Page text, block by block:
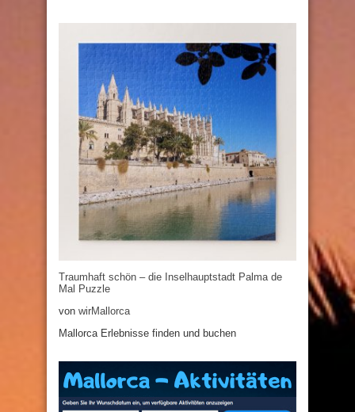
Traumhaft schön – die Inselhauptstadt Palma de
Mal Puzzle
von wirMallorca
Mallorca Erlebnisse finden und buchen